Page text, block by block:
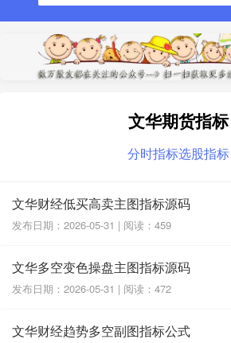
文华期货指标
分时指标选股指标
文华财经低买高卖主图指标源码
发布日期：2026-05-31 | 阅读：459
文华多空变色操盘主图指标源码
发布日期：2026-05-31 | 阅读：472
文华财经趋势多空副图指标公式